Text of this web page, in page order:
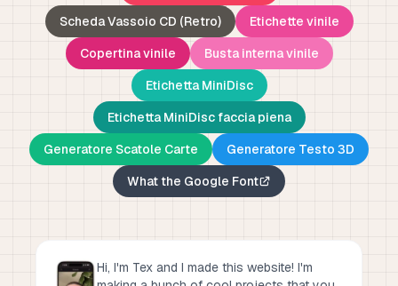
Scheda Vassoio CD (Retro)
Etichette vinile
Copertina vinile
Busta interna vinile
Etichetta MiniDisc
Etichetta MiniDisc faccia piena
Generatore Scatole Carte
Generatore Testo 3D
What the Google Font
Hi, I'm Tex and I made this website! I'm